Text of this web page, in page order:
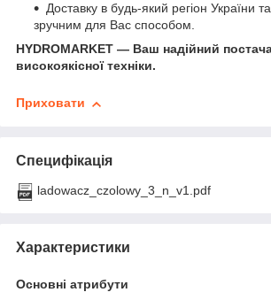
Доставку в будь-який регіон України
зручним для Вас способом.
HYDROMARKET — Ваш надійний
високоякісної техніки.
Приховати
Специфікація
ladowacz_czolowy_3_n_v1.pdf
Характеристики
Основні атрибути